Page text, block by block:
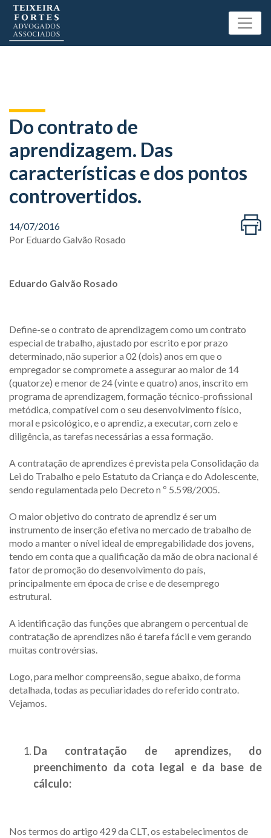
Do contrato de
aprendizagem. Das
características e dos pontos
controvertidos.
14/07/2016
Por Eduardo Galvão Rosado
Eduardo Galvão Rosado
Define-se o contrato de aprendizagem como um contrato
especial de trabalho, ajustado por escrito e por prazo
determinado, não superior a 02 (dois) anos em que o
empregador se compromete a assegurar ao maior de 14
(quatorze) e menor de 24 (vinte e quatro) anos, inscrito em
programa de aprendizagem, formação técnico-profissional
metódica, compatível com o seu desenvolvimento físico,
moral e psicológico, e o aprendiz, a executar, com zelo e
diligência, as tarefas necessárias a essa formação.
A contratação de aprendizes é prevista pela Consolidação da
Lei do Trabalho e pelo Estatuto da Criança e do Adolescente,
sendo regulamentada pelo Decreto n º 5.598/2005.
O maior objetivo do contrato de aprendiz é ser um
instrumento de inserção efetiva no mercado de trabalho de
modo a manter o nível ideal de empregabilidade dos jovens,
tendo em conta que a qualificação da mão de obra nacional é
fator de promoção do desenvolvimento do país,
principalmente em época de crise e de desemprego
estrutural.
A identificação das funções que abrangem o percentual de
contratação de aprendizes não é tarefa fácil e vem gerando
muitas controvérsias.
Logo, para melhor compreensão, segue abaixo, de forma
detalhada, todas as peculiaridades do referido contrato.
Vejamos.
Da contratação de aprendizes, do
preenchimento da cota legal e da base de
cálculo:
Nos termos do artigo 429 da CLT, os estabelecimentos de